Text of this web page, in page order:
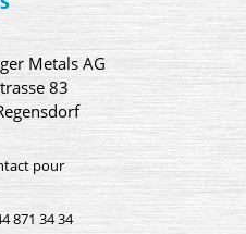
Metals AG
83
pour
871 34 34